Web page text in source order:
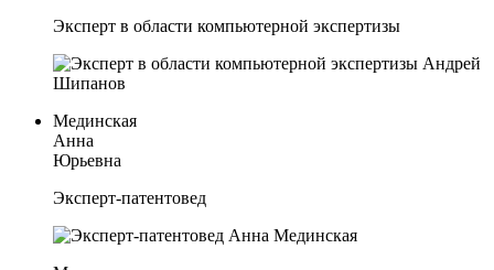
Эксперт в области компьютерной экспертизы
Мединская
Анна
Юрьевна
Эксперт-патентовед